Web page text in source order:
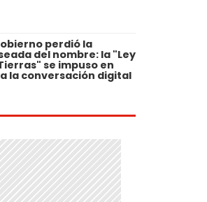
perdió la
del nombre: la "Ley
se impuso en
la conversación digital